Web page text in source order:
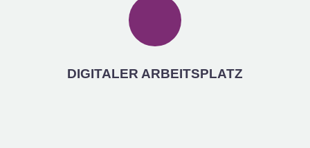
DIGITALER ARBEITSPLATZ